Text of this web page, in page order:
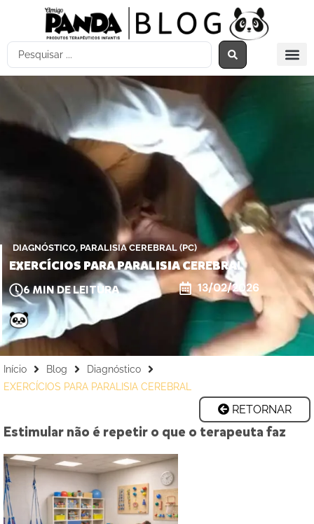
DIAGNÓSTICO, PARALISIA CEREBRAL (PC)
EXERCÍCIOS PARA PARALISIA CEREBRAL
6MIN DE LEITURA 13/02/2026
Início Blog
Diagnóstico
EXERCÍCIOS PARA PARALISIA CEREBRAL
RETORNAR
Estimular não é repetir o que o terapeuta faz